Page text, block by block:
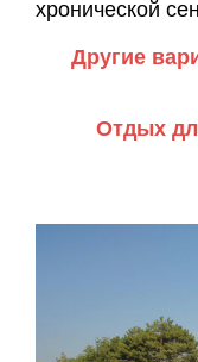
хронической
Другие
Отдых